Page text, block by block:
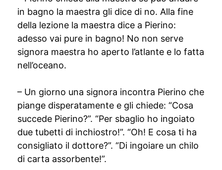
in bagno la maestra gli dice di no. Alla fine
della lezione la maestra dice a Pierino:
adesso vai pure in bagno! No non serve
signora maestra ho aperto l’atlante e lo fatta
nell’oceano.
– Un giorno una signora incontra Pierino che
piange disperatamente e gli chiede: “Cosa
succede Pierino?”. “Per sbaglio ho ingoiato
due tubetti di inchiostro!”. “Oh! E cosa ti ha
consigliato il dottore?”. “Di ingoiare un chilo
di carta assorbente!”.